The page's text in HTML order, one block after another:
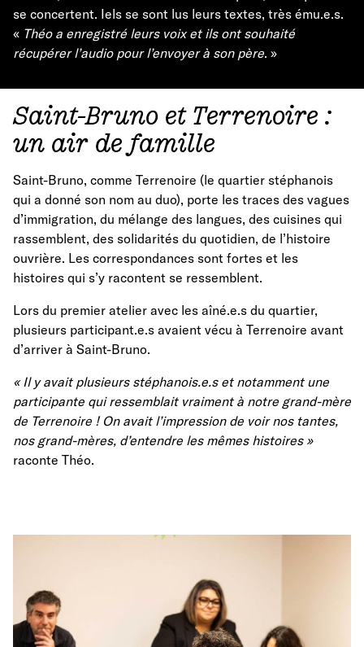
se concertent. Iels se sont lus leurs textes, très ému.e.s.
« Théo a enregistré leurs voix et ils ont souhaité
récupérer l’audio pour l’envoyer à son père. »
Saint-Bruno et Terrenoire :
un air de famille
Saint-Bruno, comme Terrenoire (le quartier stéphanois
qui a donné son nom au duo), porte les traces des vagues
d’immigration, du mélange des langues, des cuisines qui
rassemblent, des solidarités du quotidien, de l’histoire
ouvrière. Les correspondances sont fortes et les
histoires qui s’y racontent se ressemblent.
Lors du premier atelier avec les aîné.e.s du quartier,
plusieurs participant.e.s avaient vécu à Terrenoire avant
d’arriver à Saint-Bruno.
« Il y avait plusieurs stéphanois.e.s et notamment une
participante qui ressemblait vraiment à notre grand-mère
de Terrenoire ! On avait l’impression de voir nos tantes,
nos grand-mères, d’entendre les mêmes histoires »
raconte Théo.